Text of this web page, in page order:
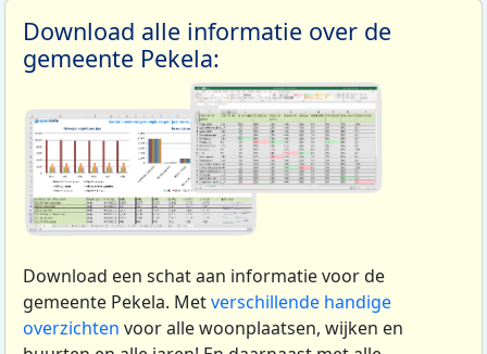
Download alle informatie over de
gemeente Pekela:
Download een schat aan informatie voor de
gemeente Pekela. Metverschillende handige
overzichten voor alle woonplaatsen, wijken en